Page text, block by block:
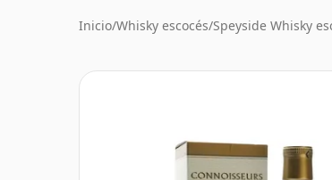
Inicio/Whisky escocés/Speyside Whisky